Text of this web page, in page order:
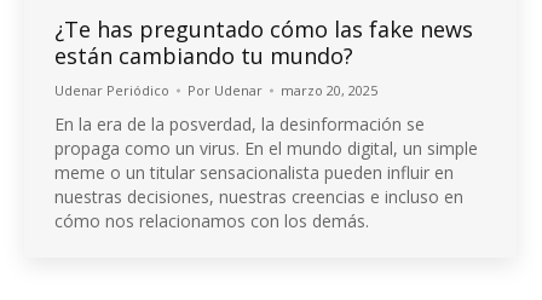
¿Te has preguntado cómo las fake news
están cambiando tu mundo?
Udenar Periódico Por Udenar marzo 20, 2025
En la era de la posverdad, la desinformación se
propaga como un virus. En el mundo digital, un simple
meme o un titular sensacionalista pueden influir en
nuestras decisiones, nuestras creencias e incluso en
cómo nos relacionamos con los demás.